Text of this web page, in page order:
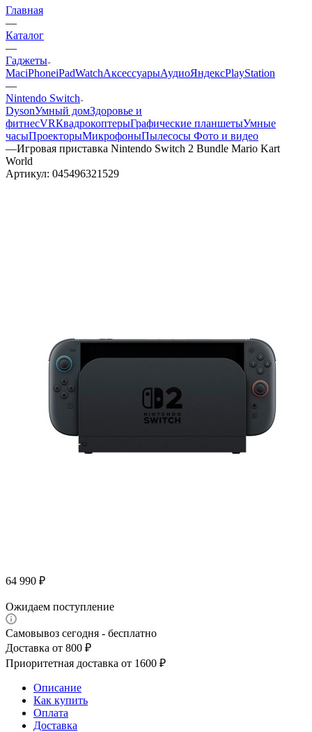
Главная
—
Каталог
—
Гаджеты
MaciPhoneiPadWatchАксессуарыАудиоЯндексPlayStation
—
Nintendo Switch
DysonУмный домЗдоровье и
фитнесVRКвадрокоптерыГрафические планшетыУмные
часыПроекторыМикрофоныПылесосы Фото и видео
—Игровая приставка Nintendo Switch 2 Bundle Mario Kart
World
Артикул: 045496321529
64 990 ₽
Ожидаем поступление
Самовывоз сегодня - бесплатно
Доставка от 800 ₽
Приоритетная доставка от 1600 ₽
Описание
Как купить
Оплата
Доставка